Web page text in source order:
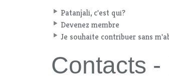
Patanjali, c'est qui?
Devenez membre
Je souhaite contribuer sans
Contacts -